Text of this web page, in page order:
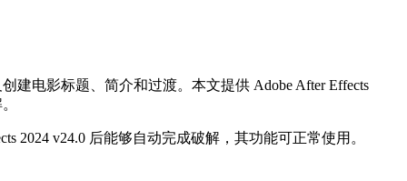
建电影标题、简介和过渡。本文提供 Adobe After Effects
2024 v24.0 后能够自动完成破解，其功能可正常使用。